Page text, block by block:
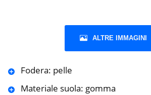
ALTRE IMMAGINI
Fodera: pelle
Materiale suola: gomma